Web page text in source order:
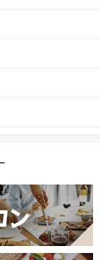
ャンセルによ
場合がござい